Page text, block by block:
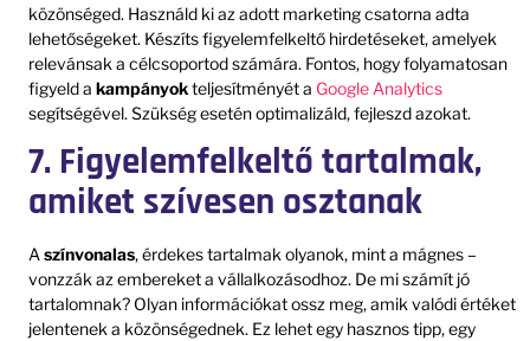
közönséged. Használd ki az adott marketing csatorna adta
lehetőségeket. Készíts figyelemfelkeltő hirdetéseket, amelyek
relevánsak a célcsoportod számára. Fontos, hogy folyamatosan
figyeld a kampányokteljesítményét a Google Analytics
segítségével. Szükség esetén optimalizáld, fejleszd azokat.
7. Figyelemfelkeltő tartalmak,
amiket szívesen osztanak
Aszínvonalas, érdekes tartalmak olyanok, mint a mágnes –
vonzzák az embereket a vállalkozásodhoz. De mi számít jó
tartalomnak? Olyan információkat ossz meg, amik valódi értéket
jelentenek a közönségednek. Ez lehet egy hasznos tipp, egy